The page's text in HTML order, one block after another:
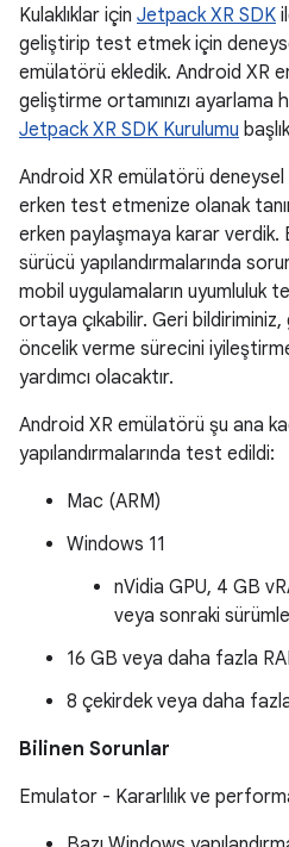
Kulaklıklar için Jetpack XR SDK
geliştirip test etmek için
emülatörü ekledik. Android XR
geliştirme ortamınızı ayarlama
Jetpack XR SDK Kurulumu
Android XR emülatörü
erken test etmenize olanak
erken paylaşmaya karar verdik.
sürücü yapılandırmalarında
mobil uygulamaların uyumluluk
ortaya çıkabilir. Geri
öncelik verme sürecini
yardımcı olacaktır.
Android XR emülatörü şu ana
yapılandırmalarında test edildi:
Mac (ARM)
Windows 11
nVidia GPU, 4 GB
veya sonraki
16 GB veya daha fazla
8 çekirdek veya daha
Bilinen Sorunlar
Emulator - Kararlılık ve